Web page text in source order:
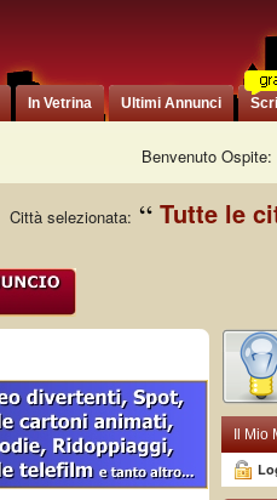
In Vetrina Ultimi Annunci
Benvenuto Ospite:
Città selezionata: Tutte le
Il Mio